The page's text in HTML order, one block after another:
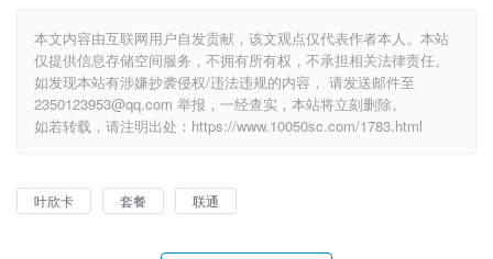
本文内容由互联网用户自发贡献，该文观点仅代表作者本人。本站
仅提供信息存储空间服务，不拥有所有权，不承担相关法律责任。
如发现本站有涉嫌抄袭侵权/违法违规的内容， 请发送邮件至
2350123953@qq.com 举报，一经查实，本站将立刻删除。
如若转载，请注明出处：https://www.10050sc.com/1783.html
叶欣卡 套餐 联通